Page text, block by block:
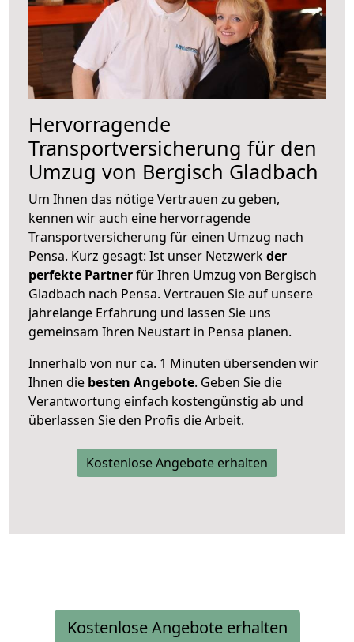
Hervorragende
Transportversicherung für den
Umzug von Bergisch Gladbach
Um Ihnen das nötige Vertrauen zu geben,
kennen wir auch eine hervorragende
Transportversicherung für einen Umzug nach
Pensa. Kurz gesagt: Ist unser Netzwerkder
perfekte Partnerfür Ihren Umzug von Bergisch
Gladbach nach Pensa. Vertrauen Sie auf unsere
jahrelange Erfahrung und lassen Sie uns
gemeinsam Ihren Neustart in Pensa planen.
Innerhalb von nur ca. 1 Minuten übersenden wir
Ihnen die besten Angebote. Geben Sie die
Verantwortung einfach kostengünstig ab und
überlassen Sie den Profis die Arbeit.
Kostenlose Angebote erhalten
Kostenlose Angebote erhalten